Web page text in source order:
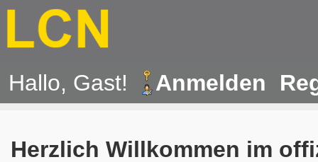
Hallo, Gast! Anmelden
Herzlich Willkommen im